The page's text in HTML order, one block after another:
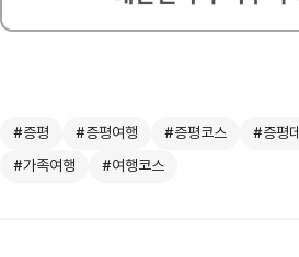
#증평 #증평여행 #증평코스 #증평
#가족여행
#여행코스